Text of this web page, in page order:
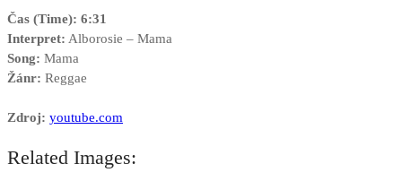
Čas (Time): 6:31
Interpret: Alborosie – Mama
Song: Mama
Žánr: Reggae
Zdroj: youtube.com
Related Images: